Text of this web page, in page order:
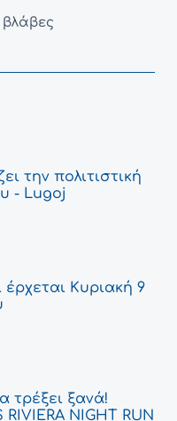
βλάβες
την πολιτιστική
- Lugoj
Κυριακή 9
τρέξει ξανά!
NIGHT RUN